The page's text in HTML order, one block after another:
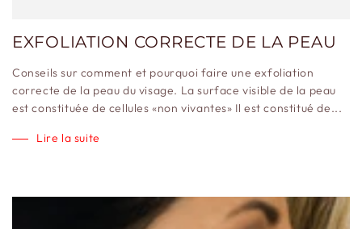
EXFOLIATION CORRECTE DE LA PEAU
Conseils sur comment et pourquoi faire une exfoliation
correcte de la peau du visage. La surface visible de la peau
est constituée de cellules «non vivantes» Il est constitué de...
Lire la suite